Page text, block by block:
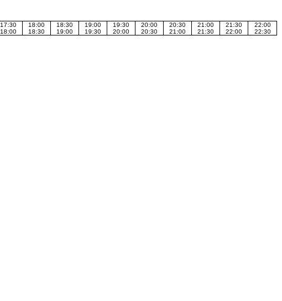
17:30
18:00
18:00
18:30
18:30
19:00
19:00
19:30
19:30
20:00
20:00
20:30
20:30
21:00
21:00
21:30
21:30
22:00
22:00
22:30